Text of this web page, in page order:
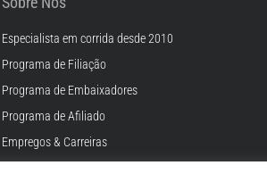
Especialista em corrida desde 2010
Programa de Filiação
Programa de Embaixadores
Programa de Afiliado
Empregos & Carreiras